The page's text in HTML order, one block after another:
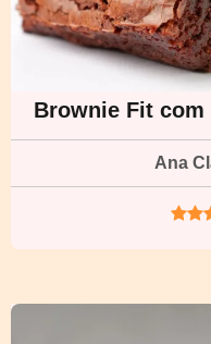
Brownie Fit com
Ana